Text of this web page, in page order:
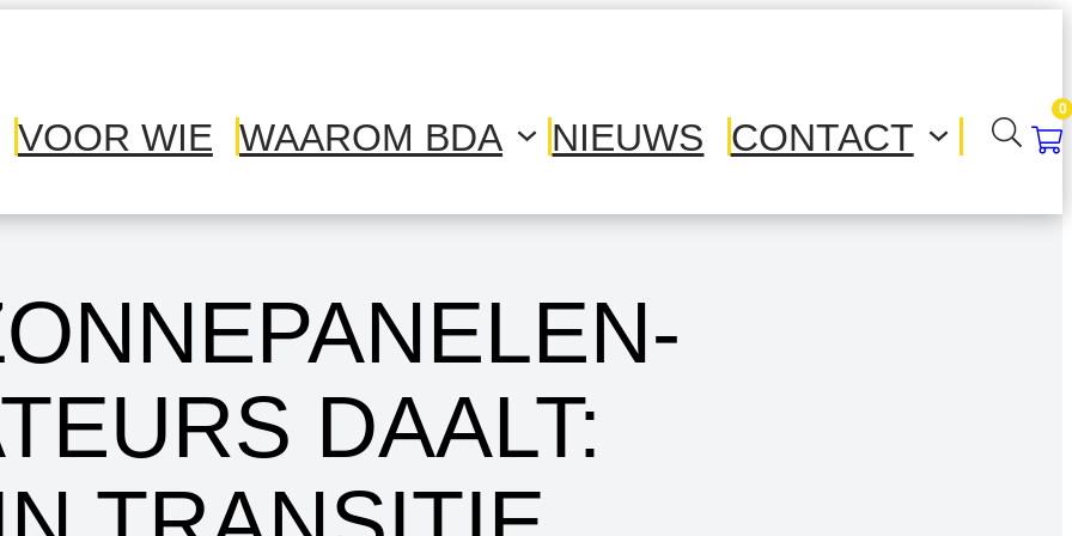
VOOR WIE WAAROM BDA NIEUWS CONTACT
0
DAALT: